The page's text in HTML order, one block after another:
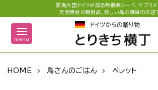
愛鳥大国ドイツが誇る無農薬シード、サプリメ
天然素材の鳥用品、珍しい鳥の雑貨のお店
menu
HOME 鳥さんのごはん ペレット